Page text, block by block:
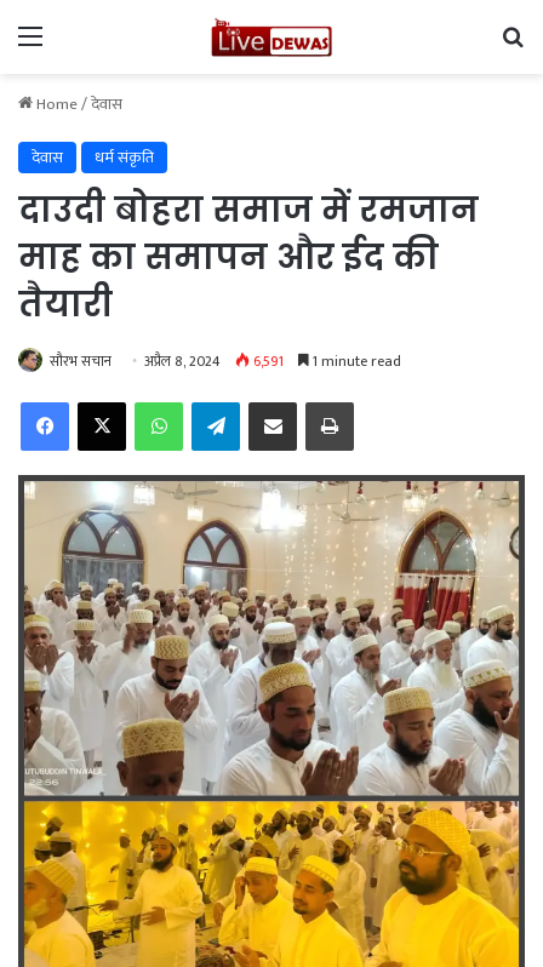
Home/देवास
देवास
धर्म संकृति
दाउदी बोहरा समाज में रमजान
माह का समापन और ईद की
तैयारी
सौरभ सचान अप्रैल 8, 2024 6,591 1 minute read
Telegram